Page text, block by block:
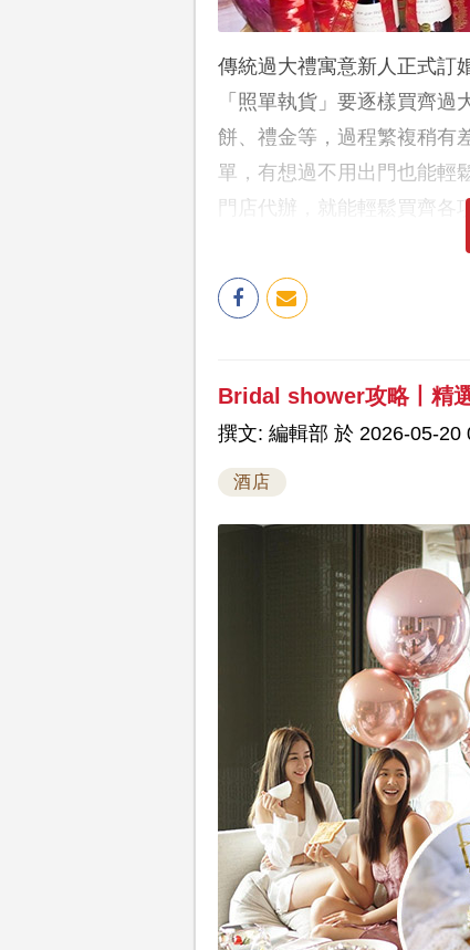
傳統過大禮寓意新人正式訂
「照單執貨」要逐樣買齊
餅、禮金等，過程繁複稍有
單，有想過不用出門也能輕
門店代辦，就能輕鬆買齊各
Bridal shower攻略丨精
撰文: 編輯部 於 2026-05-20
酒店